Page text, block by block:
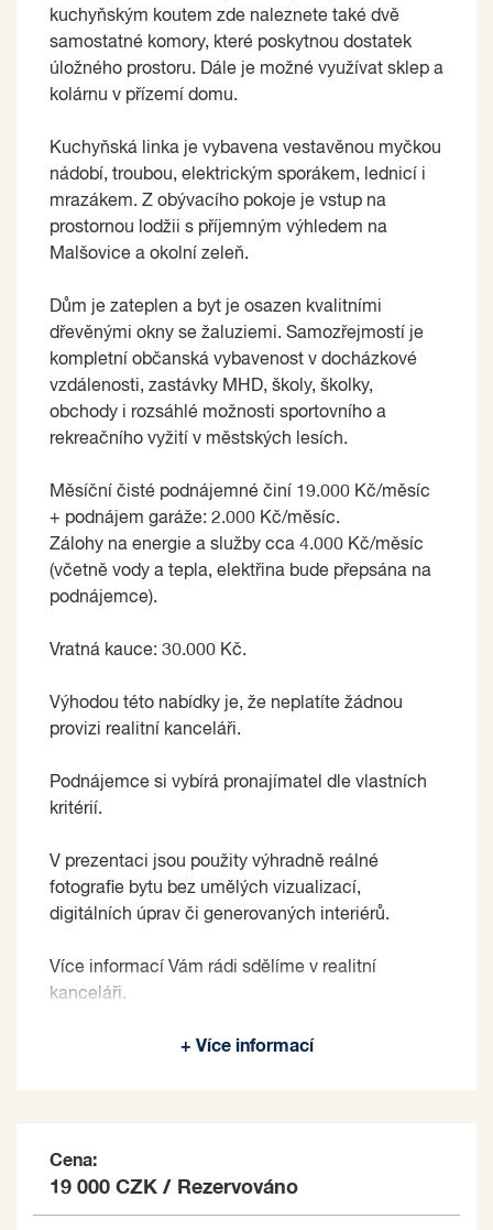
kuchyňským koutem zde naleznete také dvě
samostatné komory, které poskytnou dostatek
úložného prostoru. Dále je možné využívat sklep a
kolárnu v přízemí domu.
Kuchyňská linka je vybavena vestavěnou myčkou
nádobí, troubou, elektrickým sporákem, lednicí i
mrazákem. Z obývacího pokoje je vstup na
prostornou lodžii s příjemným výhledem na
Malšovice a okolní zeleň.
Dům je zateplen a byt je osazen kvalitními
dřevěnými okny se žaluziemi. Samozřejmostí je
kompletní občanská vybavenost v docházkové
vzdálenosti, zastávky MHD, školy, školky,
obchody i rozsáhlé možnosti sportovního a
rekreačního vyžití v městských lesích.
Měsíční čisté podnájemné činí 19.000 Kč/měsíc
+ podnájem garáže: 2.000 Kč/měsíc.
Zálohy na energie a služby cca 4.000 Kč/měsíc
(včetně vody a tepla, elektřina bude přepsána na
podnájemce).
Vratná kauce: 30.000 Kč.
Výhodou této nabídky je, že neplatíte žádnou
provizi realitní kanceláři.
Podnájemce si vybírá pronajímatel dle vlastních
kritérií.
V prezentaci jsou použity výhradně reálné
fotografie bytu bez umělých vizualizací,
digitálních úprav či generovaných interiérů.
Více informací Vám rádi sdělíme v realitní
kanceláři.
na základě jím zvolených kritérií.
+ Více informací
Cena:
19 000 CZK / Rezervováno